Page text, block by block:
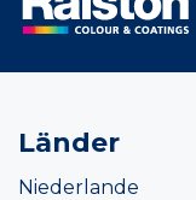
Länder
Niederlande